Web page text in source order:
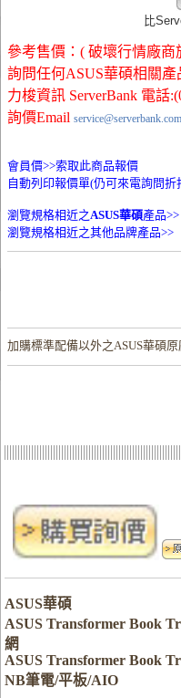
比
參考售價：( 破壞行情廠商
詢問任何ASUS華碩相關
力梭資訊 ServerBank 電話
詢價Email
會員價>>索取此商品報價
自動列印報價單(仍可來電詢問折
瀏覽規格相近之ASUS華碩產品>>
瀏覽規格相近之其他品牌產品>>
加購標準配備以外之ASUS華碩
ASUS華碩
ASUS Transformer Book
網
ASUS Transformer Book
NB筆電/平板/AIO